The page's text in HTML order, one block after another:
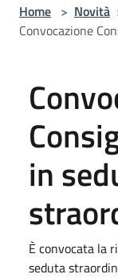
Home > Novità
Convocazione
in
È convocata la
seduta